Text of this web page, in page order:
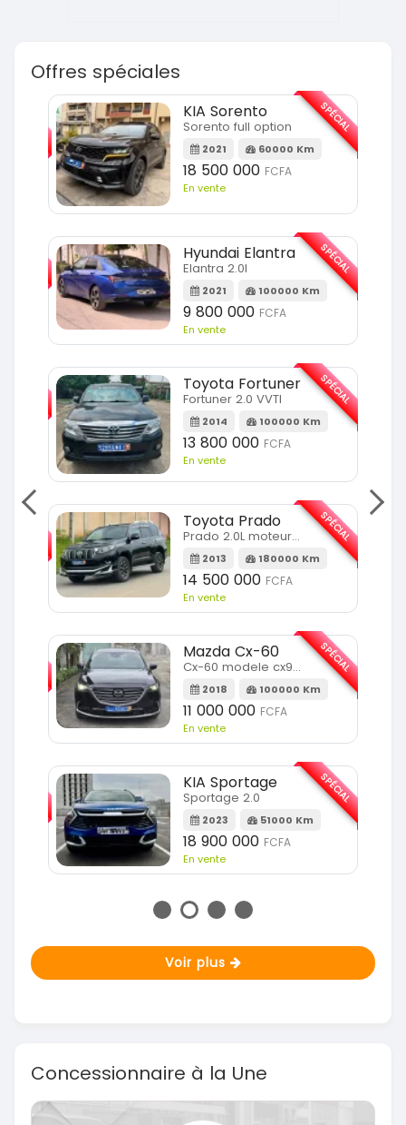
Offres spéciales
SPÉCIAL
KIA Sorento
Sorento full option
2021 60000 Km
18 500 000 FCFA
En vente
SPÉCIAL
Hyundai Elantra
Elantra 2.0l
2021 100000 Km
9 800 000 FCFA
En vente
SPÉCIAL
Toyota Fortuner
Fortuner 2.0 VVTI
2014 100000 Km
13 800 000 FCFA
En vente
SPÉCIAL
Toyota Prado
Prado 2.0L moteur d4d
2013 180000 Km
14 500 000 FCFA
En vente
SPÉCIAL
Mazda Cx-60
Cx-60 modele cx9 full option
2018 100000 Km
11 000 000 FCFA
En vente
SPÉCIAL
KIA Sportage
Sportage 2.0
2023 51000 Km
18 900 000 FCFA
En vente
SPÉCIAL
Voir plus
Concessionnaire à la Une